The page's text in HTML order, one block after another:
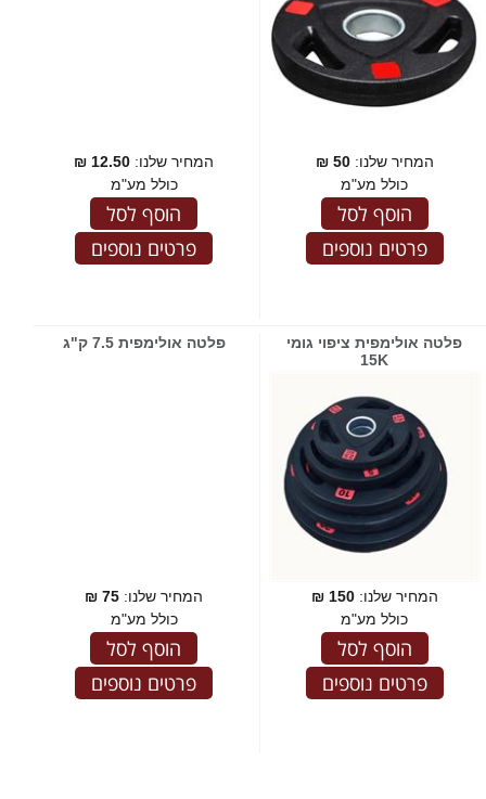
המחיר שלנו:50
₪
כולל מע"מ
הוסף לסל
פרטים נוספים
המחיר שלנו: 12.50
₪
כולל מע"מ
הוסף לסל
פרטים נוספים
פלטה אולימפית ציפוי גומי
15K
המחיר שלנו:150
₪
כולל מע"מ
הוסף לסל
פרטים נוספים
פלטה אולימפית 7.5 ק"ג
המחיר שלנו: 75
₪
כולל מע"מ
הוסף לסל
פרטים נוספים